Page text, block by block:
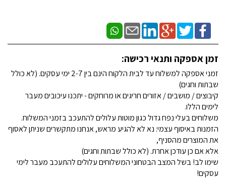
זמן אספקה ותנאי רכישה:
זמני אספקה למשלוח עד לבית הלקוח הינם בין 2-7 ימי עסקים. (לא כולל
שבתות וחגים)
קיבוצים / מושבים / אזורים חריגים או מרוחקים - יתכנו עיכובים מעבר
לימים הללו.
משלוחים בעלי נפח גדול כגון מוטות עלולים להתעכב בזמני המשלוח.
הזמנות באיסוף עצמי: נא לא להגיע מראש, אנחנו מתקשרים שניתן לאסוף
את המוצרים מהסניף,
אלא אם כן עודכן אחרת. (לא כולל שבתות וחגים)
שימו לב! בשל המצב הבטחוני המשלוחים עלולים להתעכב מעבר לימי
עסקים!